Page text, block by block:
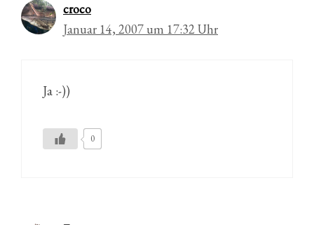
croco
Januar 14, 2007 um 17:32 Uhr
Ja :-))
0